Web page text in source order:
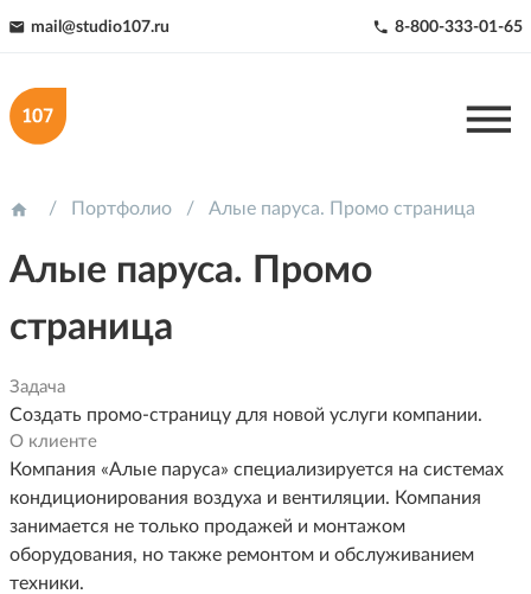
 mail@studio107.ru  8-800-333-01-65

 Портфолио Алые паруса. Промо страница
Алые паруса. Промо
страница
Задача
Создать промо-страницу для новой услуги компании.
О клиенте
Компания «Алые паруса» специализируется на системах
кондиционирования воздуха и вентиляции. Компания
занимается не только продажей и монтажом
оборудования, но также ремонтом и обслуживанием
техники.